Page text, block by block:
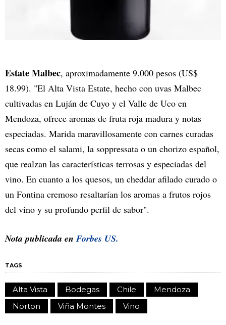
Estate Malbec, aproximadamente 9.000 pesos (US$
18.99). "El Alta Vista Estate, hecho con uvas Malbec
cultivadas en Luján de Cuyo y el Valle de Uco en
Mendoza, ofrece aromas de fruta roja madura y notas
especiadas. Marida maravillosamente con carnes curadas
secas como el salami, la soppressata o un chorizo español,
que realzan las características terrosas y especiadas del
vino. En cuanto a los quesos, un cheddar afilado curado o
un Fontina cremoso resaltarían los aromas a frutos rojos
del vino y su profundo perfil de sabor".
Nota publicada enForbes US.
TAGS
Alta Vista Bodegas Chile
Mendoza
Norton
Viña Montes Vino